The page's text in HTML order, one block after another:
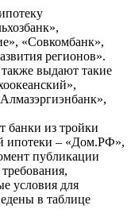
«Совкомбанк»,
регионов».
выдают такие
банки из тройки
ипотеки – «Дом.РФ»,
публикации
условия для
в таблице